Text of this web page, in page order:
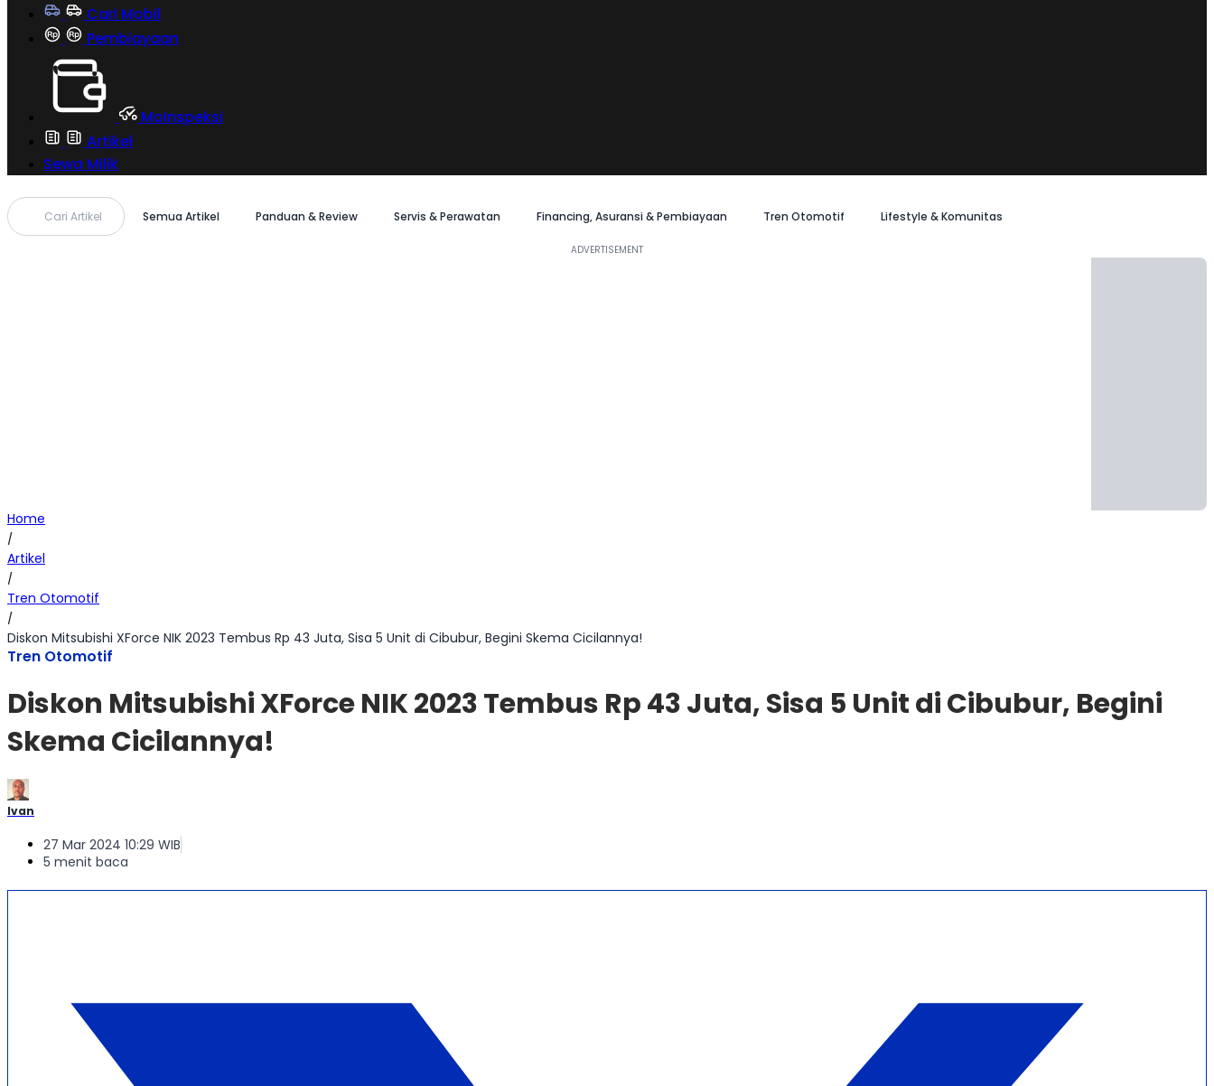
Cari Mobil
Pembiayaan
MoInspeksi
Artikel
Sewa Milik
Cari Artikel Semua Artikel Panduan & Review Servis & Perawatan Financing, Asuransi & Pembiayaan Tren Otomotif Lifestyle & Komunitas
Home
/
Artikel
/
Tren Otomotif
/
Diskon Mitsubishi XForce NIK 2023 Tembus Rp 43 Juta, Sisa 5 Unit di Cibubur, Begini Skema Cicilannya!
Tren Otomotif
Diskon Mitsubishi XForce NIK 2023 Tembus Rp 43 Juta, Sisa 5 Unit di Cibubur, Begini
Skema Cicilannya!
Ivan
27 Mar 2024 10:29 WIB
5 menit baca